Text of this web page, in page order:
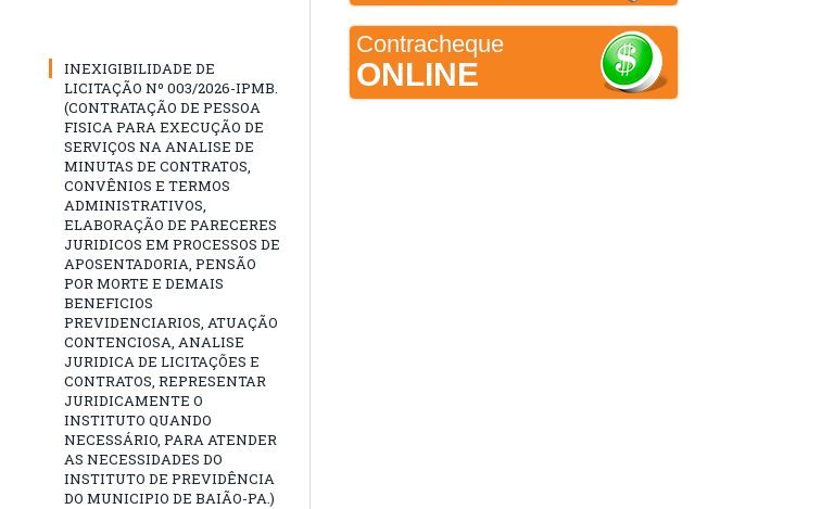
INEXIGIBILIDADE DE
LICITAÇÃO Nº 003/2026-IPMB.
(CONTRATAÇÃO DE PESSOA
FISICA PARA EXECUÇÃO DE
SERVIÇOS NA ANALISE DE
MINUTAS DE CONTRATOS,
CONVÊNIOS E TERMOS
ADMINISTRATIVOS,
ELABORAÇÃO DE PARECERES
JURIDICOS EM PROCESSOS DE
APOSENTADORIA, PENSÃO
POR MORTE E DEMAIS
BENEFICIOS
PREVIDENCIARIOS, ATUAÇÃO
CONTENCIOSA, ANALISE
JURIDICA DE LICITAÇÕES E
CONTRATOS, REPRESENTAR
JURIDICAMENTE O
INSTITUTO QUANDO
NECESSÁRIO, PARA ATENDER
AS NECESSIDADES DO
INSTITUTO DE PREVIDÊNCIA
DO MUNICIPIO DE BAIÃO-PA.)
Contracheque
ONLINE